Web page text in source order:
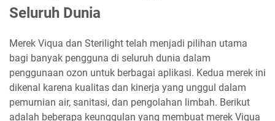
Seluruh Dunia
Merek Viqua dan Sterilight telah menjadi pilihan utama
bagi banyak pengguna di seluruh dunia dalam
penggunaan ozon untuk berbagai aplikasi. Kedua merek ini
dikenal karena kualitas dan kinerja yang unggul dalam
pemurnian air, sanitasi, dan pengolahan limbah. Berikut
adalah beberapa keunggulan yang membuat merek Viqua